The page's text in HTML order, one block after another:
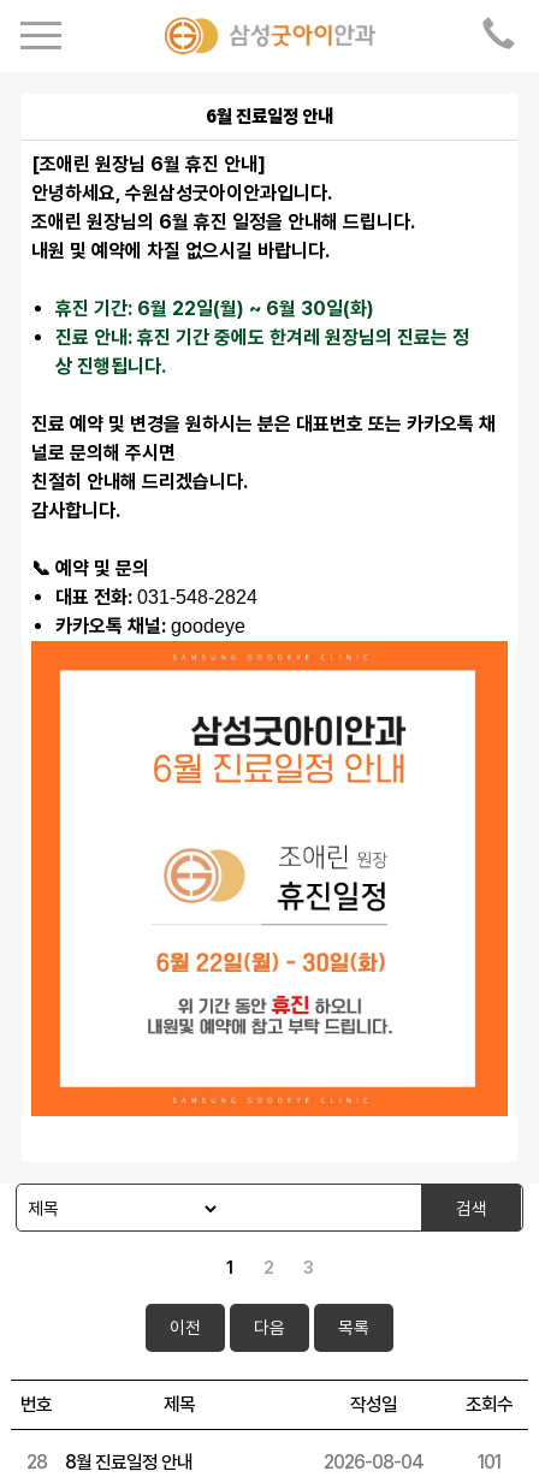
6월 진료일정 안내
[조애린 원장님 6월 휴진 안내]
안녕하세요, 수원삼성굿아이안과입니다.
조애린 원장님의 6월 휴진 일정을 안내해 드립니다.
내원 및 예약에 차질 없으시길 바랍니다.
휴진 기간: 6월 22일(월) ~ 6월 30일(화)
진료 안내: 휴진 기간 중에도 한겨레 원장님의 진료는 정
상 진행됩니다.
진료 예약 및 변경을 원하시는 분은 대표번호 또는 카카오톡 채
널로 문의해 주시면
친절히 안내해 드리겠습니다.
감사합니다.
📞 예약 및 문의
대표 전화: 031-548-2824
카카오톡 채널: goodeye
검색
1 2 3
이전 다음 목록
번호 제목 작성일 조회수
28 8월 진료일정 안내 2026-08-04 101